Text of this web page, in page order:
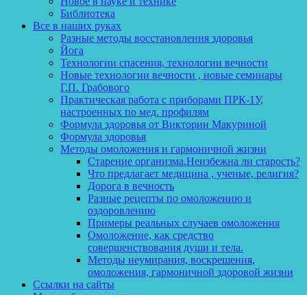
Библиотека
Все в наших руках
Разные методы восстановления здоровья
Йога
Технологии спасения, технологии вечности
Новые технологии вечности , новые семинары
Г.П. Грабового
Практическая работа с приборами ПРК-1У,
настроенных по мед. профилям
Формула здоровья от Виктории Макуриной
Формула здоровья
Методы омоложения и гармоничной жизни
Старение организма.Неизбежна ли старость?
Что предлагает медицина , ученые, религия?
Дорога в вечность
Разные рецепты по омоложению и
оздоровлению
Примеры реальных случаев омоложения
Омоложение, как средство
совершенствования души и тела.
Методы неумирания, воскрешения,
омоложения, гармоничной здоровой жизни
Ссылки на сайты